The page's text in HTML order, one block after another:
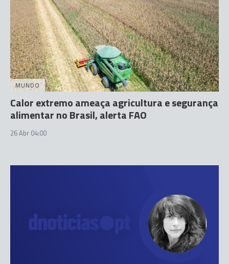
MUNDO
Calor extremo ameaça agricultura e segurança
alimentar no Brasil, alerta FAO
26 Abr 04:00